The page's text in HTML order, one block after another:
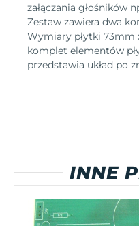
załączania głośników
Zestaw zawiera dwa
Wymiary płytki 73mm
komplet elementów
przedstawia układ po
INNE